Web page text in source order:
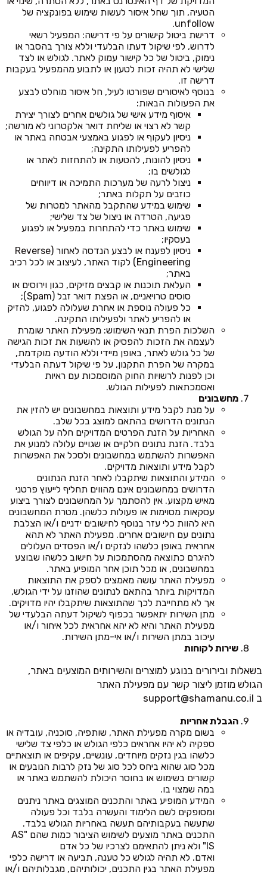
הטעיה, תוך שחל איסור לעשות שימוש בפונקציה של
unfollow.
דרישת ביטול קישורים על פי דרישה: המפעיל רשאי
לדרוש, לפי שיקול דעתו הבלעדי וללא צורך בהסבר או
נימוק, ביטול של כל קישור עמוק לאתר. לגולש או לצד
שלישי לא תהיה זכות לטעון או לתבוע מהמפעיל בעקבות
דרישה זו.
בנוסף לאיסורים שפורטו לעיל, חל איסור מוחלט לבצע
את הפעולות הבאות:
איסוף מידע אישי של גולשים אחרים לצורך יצירת
קשר לא רצוי או שליחת דואר אלקטרוני לא מורשה;
ניסיון לעקוף או לפגוע באמצעי אבטחה באתר או
להפריע לפעילותו התקינה;
ניסיון להונות, להטעות או להתחזות לאתר או
לגולשים בו;
ניצול לרעה של מערכות התמיכה או דיווחים
כוזבים על תקלות באתר;
שימוש במידע שהתקבל מהאתר למטרות של
פגיעה, הטרדה או ניצול של צד שלישי;
שימוש באתר כדי להתחרות במפעיל או לפגוע
בעסקיו;
ניסיון לפענח או לבצע הנדסה לאחור (Reverse
Engineering) לקוד האתר, לעיצוב או לכל רכיב
באתר;
העלאת תוכנות או קבצים מזיקים, כגון וירוסים או
סוסים טרויאניים, או הפצת דואר זבל (Spam);
כל פעולה נוספת או אחרת שעלולה לפגוע, להזיק
או להפריע לאתר ולפעילותו התקינה.
השלכות הפרת תנאי השימוש: מפעילת האתר שומרת
לעצמה את הזכות להפסיק או להשעות את זכות הגישה
של כל גולש לאתר, באופן מיידי וללא הודעה מוקדמת,
במקרה של הפרת התקנון, על פי שיקול דעתה הבלעדי
וכן לפנות לרשויות החוק המוסמכות עם ראיות
ואסמכתאות לפעילות הגולש.
מחשבונים
על מנת לקבל מידע ותוצאות במחשבונים יש להזין את
הנתונים הדרושים בהתאם למוצג בכל שלב.
האחריות על הזנת הפרטים המדויקים חלה על הגולש
בלבד. הזנת נתונים חלקיים או שגויים עלולה למנוע את
האפשרות להשתמש במחשבונים ולסכל את האפשרות
לקבל מידע ותוצאות מדויקים.
המידע והתוצאות שיתקבלו לאחר הזנת הנתונים
הדרושים במחשבונים אינם מהווים תחליף לייעוץ פרטני
מאיש מקצוע. אין להסתמך על המחשבונים לצורך ביצוע
עסקאות מסוימות או פעולות כלשהן. מטרת המחשבונים
היא להוות כלי עזר בנוסף לחישובים ידניים ו/או הצלבת
נתונים עם חישובים אחרים. מפעילת האתר לא תהא
אחראית באופן כלשהו לנזקים ו/או הפסדים העלולים
להיגרם כתוצאה מהסתמכות על חישוב כלשהו שבוצע
במחשבונים, או מכל תוכן אחר המופיע באתר.
מפעילת האתר עושה מאמצים לספק את התוצאות
המדויקות ביותר בהתאם לנתונים שהוזנו על ידי הגולש,
אך לא מתחייבת לכך שהתוצאות שיתקבלו יהיו מדויקים.
מתן השירות יתאפשר בכפוף לשיקול דעתה הבלעדי של
מפעילת האתר והיא לא יהא אחראית לכל איחור ו/או
עיכוב במתן השירות ו/או אי-מתן השירות.
שירות לקוחות
בשאלות ובירורים בנוגע למוצרים והשירותים המוצעים באתר,
הגולש מוזמן ליצור קשר עם מפעילת האתר
ב support@shamanu.co.il
הגבלת אחריות
בשום מקרה מפעילת האתר, שותפיה, סוכניה, עובדיה או
ספקיה לא יהיו אחראים כלפי הגולש או כלפי צד שלישי
כלשהו בגין נזקים מיוחדים, עונשיים, עקיפים או תוצאתיים
מכל סוג שהוא ביחס לכל סוג של נזק לרבות הנובעים או
קשורים בשימוש או בחוסר היכולת להשתמש באתר או
במה שמצוי בו.
המידע המופיע באתר והתכנים המוצגים באתר ניתנים
ומסופקים לשם הלימוד והעשרה בלבד וכל פעולה
שתעשה בעקבותיהם תעשה באחריות הגולש בלבד.
התכנים באתר מוצעים לשימוש הציבור כמות שהם "AS
IS" ולא ניתן להתאימם לצרכיו של כל אדם
ואדם. לא תהיה לגולש כל טענה, תביעה או דרישה כלפי
מפעילת האתר בגין התכנים, יכולותיהם, מגבלותיהם ו/או